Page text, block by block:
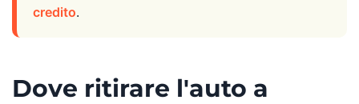
credito.
Dove ritirare l'auto a